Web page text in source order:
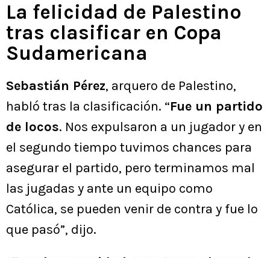
La felicidad de Palestino
tras clasificar en Copa
Sudamericana
Sebastián Pérez, arquero de Palestino,
habló tras la clasificación. “Fue un partido
de locos. Nos expulsaron a un jugador y en
el segundo tiempo tuvimos chances para
asegurar el partido, pero terminamos mal
las jugadas y ante un equipo como
Católica, se pueden venir de contra y fue lo
que pasó”, dijo.